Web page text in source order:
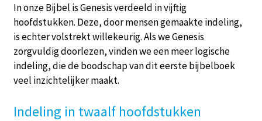
In onze Bijbel is Genesis verdeeld in vijftig
hoofdstukken. Deze, door mensen gemaakte indeling,
is echter volstrekt willekeurig. Als we Genesis
zorgvuldig doorlezen, vinden we een meer logische
indeling, die de boodschap van dit eerste bijbelboek
veel inzichtelijker maakt.
Indeling in twaalf hoofdstukken